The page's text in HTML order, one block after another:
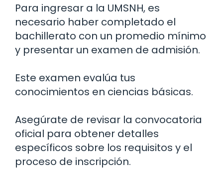
Para ingresar a la UMSNH, es
necesario haber completado el
bachillerato con un promedio mínimo
y presentar un examen de admisión.
Este examen evalúa tus
conocimientos en ciencias básicas.
Asegúrate de revisar la convocatoria
oficial para obtener detalles
específicos sobre los requisitos y el
proceso de inscripción.